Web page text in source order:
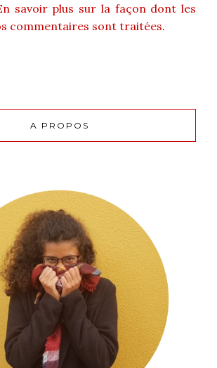
savoir plus sur la façon dont les
commentaires sont traitées.
A PROPOS